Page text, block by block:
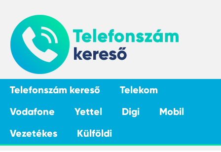
Telefonszám kereső
Telekom
Vodafone
Yettel Digi
Mobil
Vezetékes
Külföldi